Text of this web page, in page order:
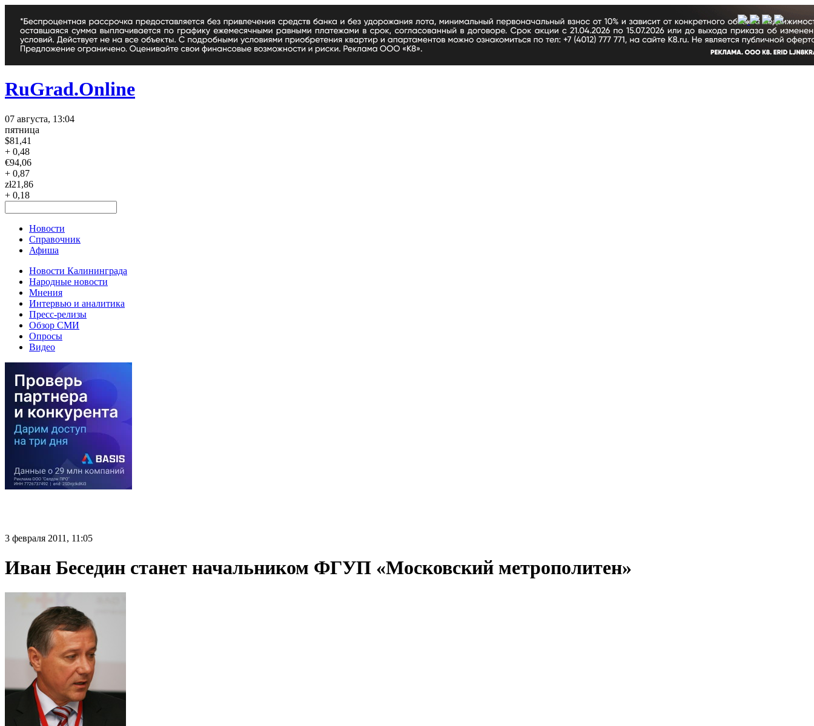
RuGrad.Online
07 августа, 13:04
пятница
$81,41
+ 0,48
€94,06
+ 0,87
zł21,86
+ 0,18
Новости
Справочник
Афиша
Новости Калининграда
Народные новости
Мнения
Интервью и аналитика
Пресс-релизы
Обзор СМИ
Опросы
Видео
3 февраля 2011, 11:05
Иван Беседин станет начальником ФГУП «Московский метрополитен»